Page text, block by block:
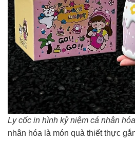
Ly cốc in hình kỷ niệm cá nhân hóa
nhân hóa là món quà thiết thực